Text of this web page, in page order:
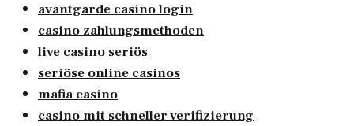
avantgarde casino login
casino zahlungsmethoden
live casino seriös
seriöse online casinos
mafia casino
casino mit schneller verifizierung